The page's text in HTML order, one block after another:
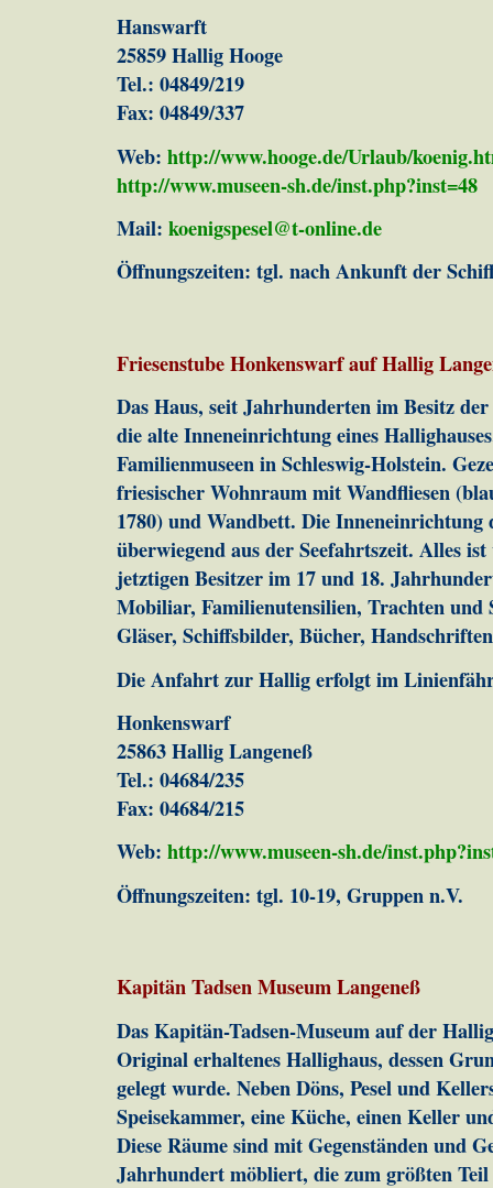
Hanswarft
25859 Hallig Hooge
Tel.: 04849/219
Fax: 04849/337
Web:http://www.hooge.de/Urlaub/
http://www.museen-sh.de/inst.php?inst=48
Mail:koenigspesel@t-online.de
Öffnungszeiten: tgl. nach Ankunft der
Friesenstube Honkenswarf auf Hallig
Das Haus, seit Jahrhunderten im Besitz
die alte Inneneinrichtung eines
Familienmuseen in Schleswig-Holstein.
friesischer Wohnraum mit Wandfliesen
1780) und Wandbett. Die Inneneinrichtung
überwiegend aus der Seefahrtszeit. Alles
jetztigen Besitzer im 17 und 18.
Mobiliar, Familienutensilien, Trachten und
Gläser, Schiffsbilder, Bücher,
Die Anfahrt zur Hallig erfolgt im
Honkenswarf
25863 Hallig Langeneß
Tel.: 04684/235
Fax: 04684/215
Web:http://www.museen-sh.de/
Öffnungszeiten: tgl. 10-19, Gruppen n.V.
Kapitän Tadsen Museum Langeneß
Das Kapitän-Tadsen-Museum auf der
Original erhaltenes Hallighaus, dessen
gelegt wurde. Neben Döns, Pesel und
Speisekammer, eine Küche, einen Keller
Diese Räume sind mit Gegenständen und
Jahrhundert möbliert, die zum größten Teil